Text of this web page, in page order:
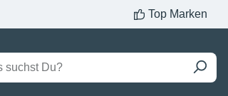
Top Marken